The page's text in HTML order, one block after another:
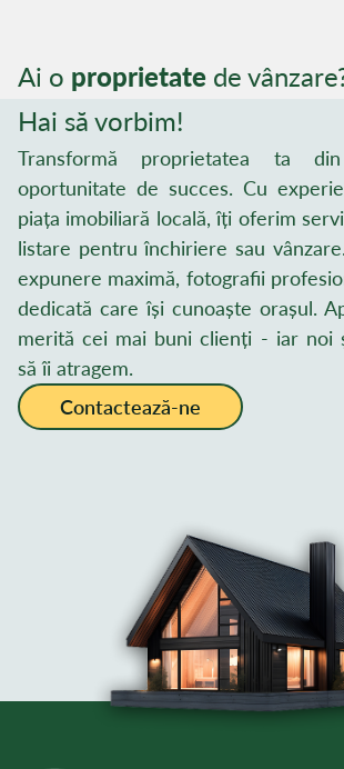
Ai o proprietate de
Hai să vorbim!
Transformă proprietatea ta
oportunitate de succes. Cu
piața imobiliară locală, îți oferim
listare pentru închiriere sau
expunere maximă, fotografii
dedicată care își cunoaște orașul.
merită cei mai buni clienți - iar noi
să îi atragem.
Contactează-ne